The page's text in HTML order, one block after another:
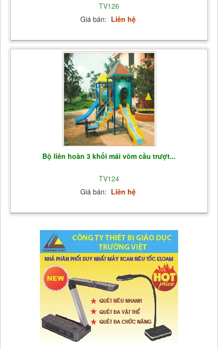
TV126
Giá bán: Liên hệ
Bộ liên hoàn 3 khối mái vòm cầu trượt...
TV124
Giá bán: Liên hệ